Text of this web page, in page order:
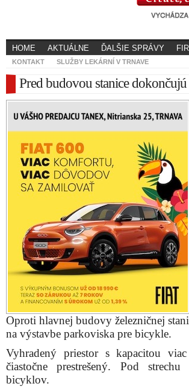
HOME AKTUÁLNE ĎALŠIE SPRÁVY
KONTAKT SLUŽBY LEKÁRNÍ V TRNAVE
Pred budovou stanice
Oproti hlavnej budovy železničnej
na výstavbe parkoviska pre bicykle.
Vyhradený priestor s kapacitou
čiastočne prestrešený. Pod
bicyklov.